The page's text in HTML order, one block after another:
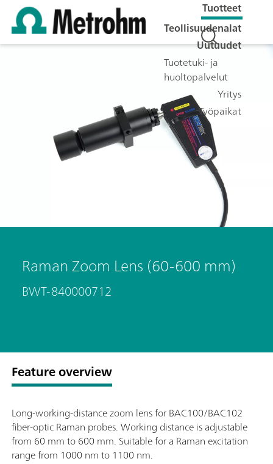
Tuotteet
Teollisuudenalat
Uutuudet
Tuotetuki- ja
huoltopalvelut
Yritys
Työpaikat
Raman Zoom Lens (60-600 mm)
BWT-840000712
Feature overview
Long-working-distance zoom lens for BAC100/BAC102
fiber-optic Raman probes. Working distance is adjustable
from 60 mm to 600 mm. Suitable for a Raman excitation
range from 1000 nm to 1100 nm.